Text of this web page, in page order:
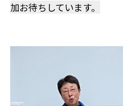
加お待ちしています。